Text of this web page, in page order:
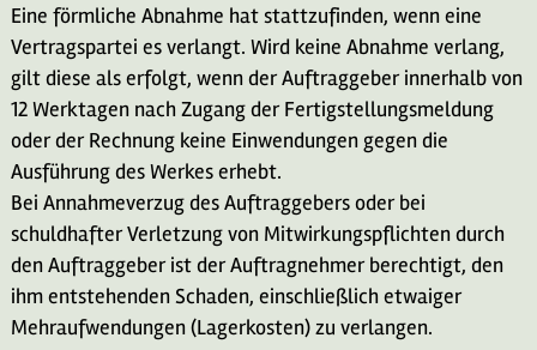
Eine förmliche Abnahme hat stattzufinden, wenn eine
Vertragspartei es verlangt. Wird keine Abnahme verlang,
gilt diese als erfolgt, wenn der Auftraggeber innerhalb von
12 Werktagen nach Zugang der Fertigstellungsmeldung
oder der Rechnung keine Einwendungen gegen die
Ausführung des Werkes erhebt.
Bei Annahmeverzug des Auftraggebers oder bei
schuldhafter Verletzung von Mitwirkungspflichten durch
den Auftraggeber ist der Auftragnehmer berechtigt, den
ihm entstehenden Schaden, einschließlich etwaiger
Mehraufwendungen (Lagerkosten) zu verlangen.